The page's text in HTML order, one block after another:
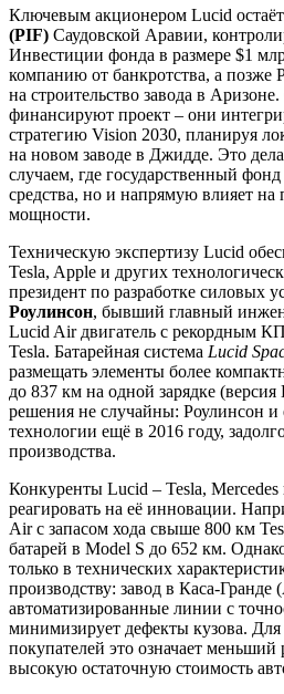
Ключевым акционером Lucid
(PIF) Саудовской Аравии,
Инвестиции фонда в размере $1
компанию от банкротства, а позже
на строительство завода в
финансируют проект – они
стратегию Vision 2030, планируя
на новом заводе в Джидде. Это
случаем, где государственный
средства, но и напрямую влияет на
мощности.
Техническую экспертизу Lucid
Tesla, Apple и других
президент по разработке силовых
Роулинсон, бывший главный
Lucid Air двигатель с рекордным
Tesla. Батарейная система Lucid
размещать элементы более
до 837 км на одной зарядке
решения не случайны: Роулинсон и
технологии ещё в 2016 году,
производства.
Конкуренты Lucid – Tesla,
реагировать на её инновации.
Air с запасом хода свыше 800 км
батарей в Model S до 652 км.
только в технических
производству: завод в Каса-Гранде
автоматизированные линии с
минимизирует дефекты кузова.
покупателей это означает меньший
высокую остаточную стоимость